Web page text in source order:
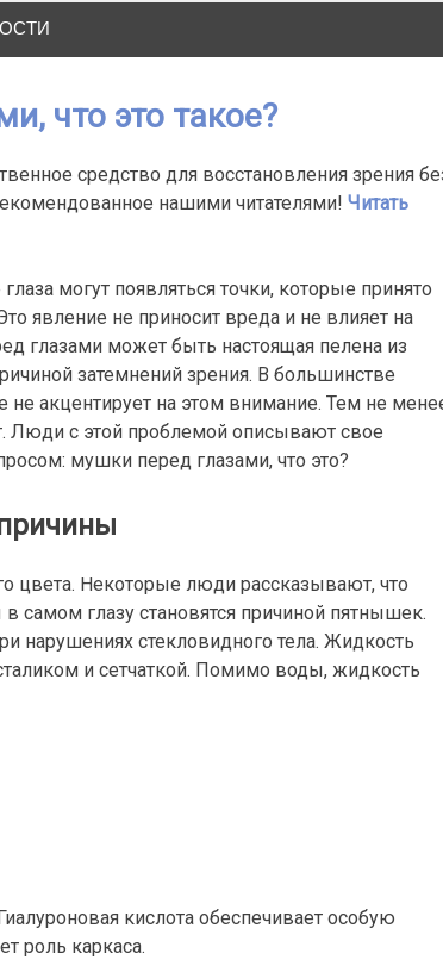
что это такое?
средство для восстановления зрения
нашими читателями! Читать
могут появляться точки, которые принято
явление не приносит вреда и не влияет на
глазами может быть настоящая пелена из
затемнений зрения. В большинстве
акцентирует на этом внимание. Тем не
с этой проблемой описывают свое
мушки перед глазами, что это?
цвета. Некоторые люди рассказывают, что
самом глазу становятся причиной пятнышек.
стекловидного тела. Жидкость
и сетчаткой. Помимо воды, жидкость
кислота обеспечивает особую
роль каркаса.